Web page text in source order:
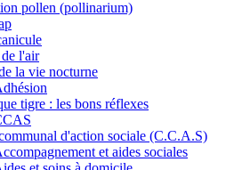
pollen (pollinarium)
l'air
la vie nocturne
tigre : les bons réflexes
d'action sociale (C.C.A.S)
et aides sociales